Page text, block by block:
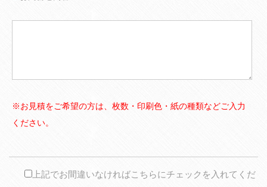
※お見積をご希望の方は、枚数・印刷色・紙の種類などご入力
ください。
上記でお間違いなければこちらにチェックを入れてくだ